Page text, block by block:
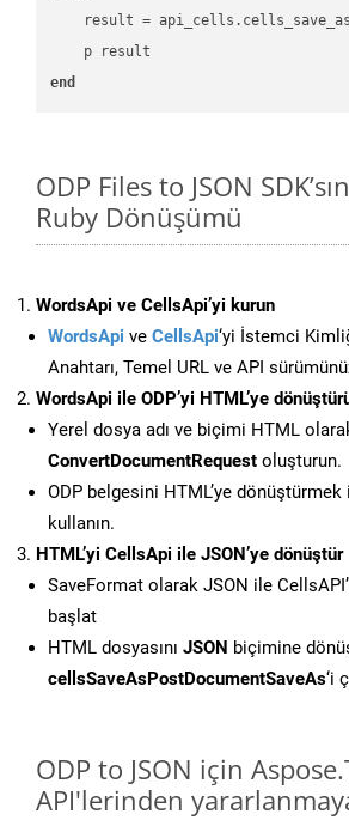
result =
end
ODP Files to JSON
Ruby Dönüşümü
WordsApi ve CellsApi’yi kurun
WordsApi ve CellsApi‘yi İstemci
Anahtarı, Temel URL ve API
WordsApi ile ODP’yi HTML’ye
Yerel dosya adı ve biçimi HTML
ConvertDocumentRequest oluşturun.
ODP belgesini HTML’ye dönüştürmek
kullanın.
HTML’yi CellsApi ile JSON’ye dönüştür
SaveFormat olarak JSON ile
başlat
HTML dosyasını JSON biçimine
cellsSaveAsPostDocumentSaveAs‘i
ODP to JSON için
API'lerinden